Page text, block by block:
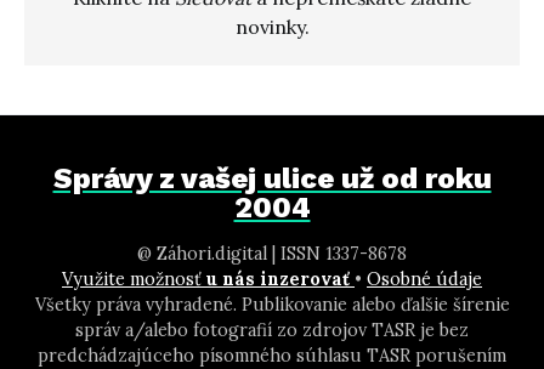
novinky.
Správy z vašej ulice už od roku
2004
@ Záhori.digital | ISSN 1337-8678
Využite možnosť u nás inzerovať • Osobné údaje
Všetky práva vyhradené. Publikovanie alebo ďalšie šírenie
správ a/alebo fotografií zo zdrojov TASR je bez
predchádzajúceho písomného súhlasu TASR porušením